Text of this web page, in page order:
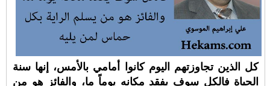
كل الذين تجاوزتهم اليوم كانوا أمامي بالأمس، إنها سنة
الحياة فالكل سوف يفقد مكانه يوماً ما، والفائز هو من